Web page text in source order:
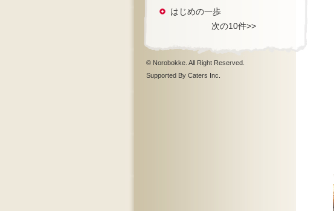
はじめの一歩
次の10件>>
© Norobokke. All Right Reserved.
Supported By Caters Inc.